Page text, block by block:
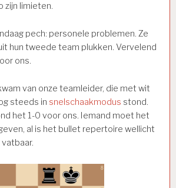
zijn limieten.
pech: personele problemen. Ze
hun tweede team plukken. Vervelend
ons.
van onze teamleider, die met wit
steeds in snelschaakmodus stond.
het 1-0 voor ons. Iemand moet het
al is het bullet repertoire wellicht